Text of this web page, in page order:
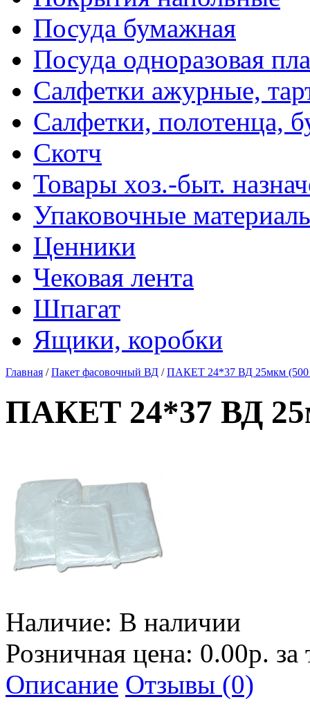
Посуда бумажная
Посуда одноразовая
Салфетки ажурные,
Салфетки, полотенца,
Скотч
Товары хоз.-быт.
Упаковочные
Ценники
Чековая лента
Шпагат
Ящики, коробки
Главная /Пакет фасовочный ВД /ПАКЕТ 24*37 ВД 25мкм (500
ПАКЕТ 24*37 ВД
Наличие: В наличии
Розничная цена: 0.00р.
Описание Отзывы (0)